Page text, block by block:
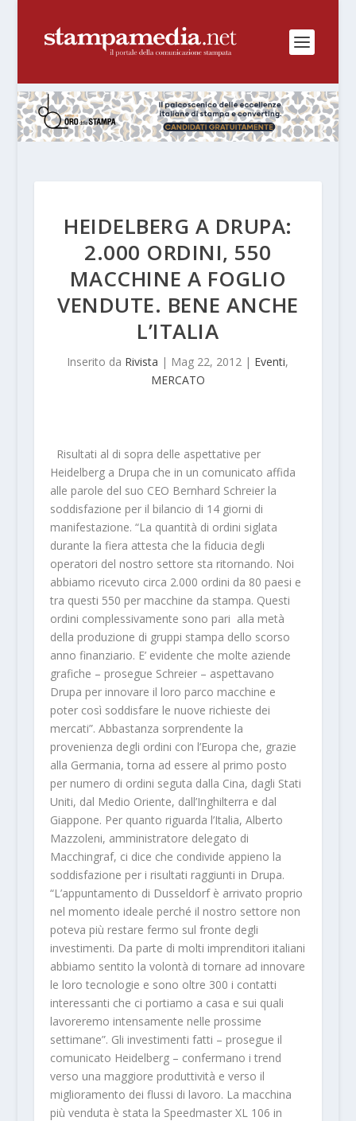
HEIDELBERG A DRUPA:
2.000 ORDINI, 550
MACCHINE A FOGLIO
VENDUTE. BENE ANCHE
L’ITALIA
Inserito da Rivista | Mag 22, 2012 | Eventi,
MERCATO
Risultati al di sopra delle aspettative per
Heidelberg a Drupa che in un comunicato affida
alle parole del suo CEO Bernhard Schreier la
soddisfazione per il bilancio di 14 giorni di
manifestazione. “La quantità di ordini siglata
durante la fiera attesta che la fiducia degli
operatori del nostro settore sta ritornando. Noi
abbiamo ricevuto circa 2.000 ordini da 80 paesi e
tra questi 550 per macchine da stampa. Questi
ordini complessivamente sono pari alla metà
della produzione di gruppi stampa dello scorso
anno finanziario. E’ evidente che molte aziende
grafiche – prosegue Schreier – aspettavano
Drupa per innovare il loro parco macchine e
poter così soddisfare le nuove richieste dei
mercati”. Abbastanza sorprendente la
provenienza degli ordini con l’Europa che, grazie
alla Germania, torna ad essere al primo posto
per numero di ordini seguta dalla Cina, dagli Stati
Uniti, dal Medio Oriente, dall’Inghilterra e dal
Giappone. Per quanto riguarda l’Italia, Alberto
Mazzoleni, amministratore delegato di
Macchingraf, ci dice che condivide appieno la
soddisfazione per i risultati raggiunti in Drupa.
“L’appuntamento di Dusseldorf è arrivato proprio
nel momento ideale perché il nostro settore non
poteva più restare fermo sul fronte degli
investimenti. Da parte di molti imprenditori italiani
abbiamo sentito la volontà di tornare ad innovare
le loro tecnologie e sono oltre 300 i contatti
interessanti che ci portiamo a casa e sui quali
lavoreremo intensamente nelle prossime
settimane”. Gli investimenti fatti – prosegue il
comunicato Heidelberg – confermano i trend
verso una maggiore produttività e verso il
miglioramento dei flussi di lavoro. La macchina
più venduta è stata la Speedmaster XL 106 in